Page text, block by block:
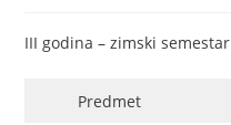
III godina – zimski semestar
Predmet